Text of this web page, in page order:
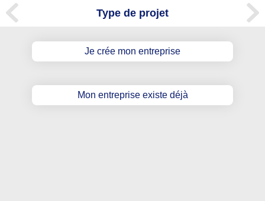
Type de projet
Je crée mon entreprise
Mon entreprise existe déjà